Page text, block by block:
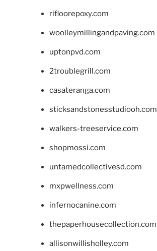
rifloorepoxy.com
woolleymillingandpaving.com
uptonpvd.com
2troublegrill.com
casateranga.com
sticksandstonesstudiooh.com
walkers-treeservice.com
shopmossi.com
untamedcollectivesd.com
mxpwellness.com
infernocanine.com
thepaperhousecollection.com
allisonwillisholley.com